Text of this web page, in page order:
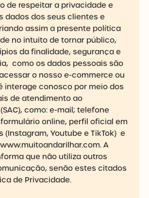
de respeitar a privacidade e
dados dos seus clientes e
assim a presente política
no intuito de tornar público,
da finalidade, segurança e
como os dados pessoais são
o nosso e-commerce ou
interage conosco por meio dos
de atendimento ao
como: e-mail; telefone
online, perfil oficial em
(Instagram, Youtube e TikTok) e
www.muitoandarilhar.com. A
que não utiliza outros
senão estes citados
de Privacidade.